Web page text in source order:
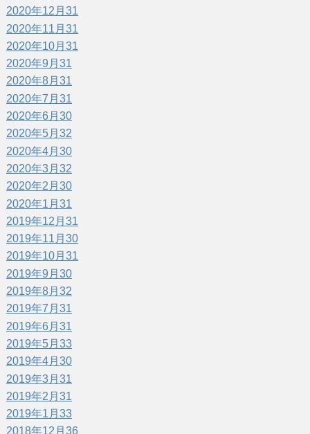
2020年12月 31
2020年11月 31
2020年10月 31
2020年9月 31
2020年8月 31
2020年7月 31
2020年6月 30
2020年5月 32
2020年4月 30
2020年3月 32
2020年2月 30
2020年1月 31
2019年12月 31
2019年11月 30
2019年10月 31
2019年9月 30
2019年8月 32
2019年7月 31
2019年6月 31
2019年5月 33
2019年4月 30
2019年3月 31
2019年2月 31
2019年1月 33
2018年12月 36